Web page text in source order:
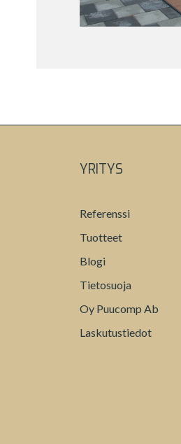
YRITYS
Referenssi
Tuotteet
Blogi
Tietosuoja
Oy Puucomp Ab
Laskutustiedot